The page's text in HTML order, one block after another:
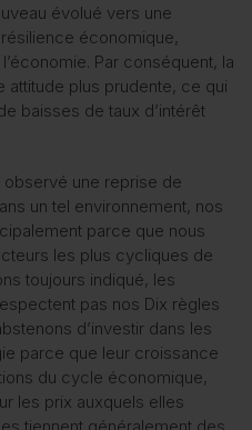
évolué vers une
économique,
Par conséquent, la
attitude plus prudente, ce qui
baisses de taux d’intérêt
une reprise de
un tel environnement, nos
parce que nous
les plus cycliques de
toujours indiqué, les
pas nos Dix règles
d’investir dans les
parce que leur croissance
du cycle économique,
les prix auxquels elles